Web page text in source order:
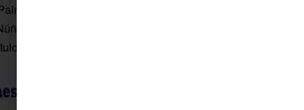
cimentada en la segunda parte ante un gran rival. El
el segundo partido de la final, donde los colonos tendrán
de campeones.